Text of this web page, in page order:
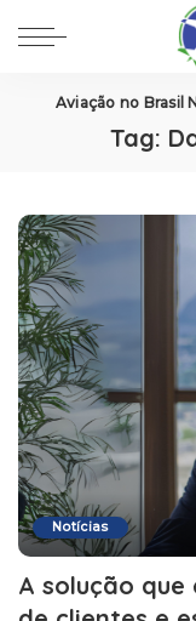
Aviação no Brasil
Tag:
Notícias
A solução